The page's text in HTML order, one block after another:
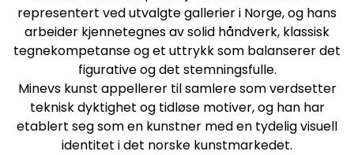
representert ved utvalgte gallerier i Norge, og hans
arbeider kjennetegnes av solid håndverk, klassisk
tegnekompetanse og et uttrykk som balanserer det
figurative og det stemningsfulle.
Minevs kunst appellerer til samlere som verdsetter
teknisk dyktighet og tidløse motiver, og han har
etablert seg som en kunstner med en tydelig visuell
identitet i det norske kunstmarkedet.